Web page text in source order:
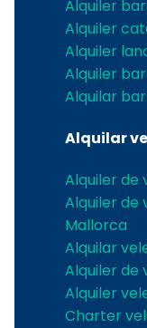
Alquiler
Alquiler
Alquiler
Alquiler
Alquilar
Alquilar
Alquiler de
Alquiler de
Mallorca
Alquilar
Alquiler de
Alquiler
Charter